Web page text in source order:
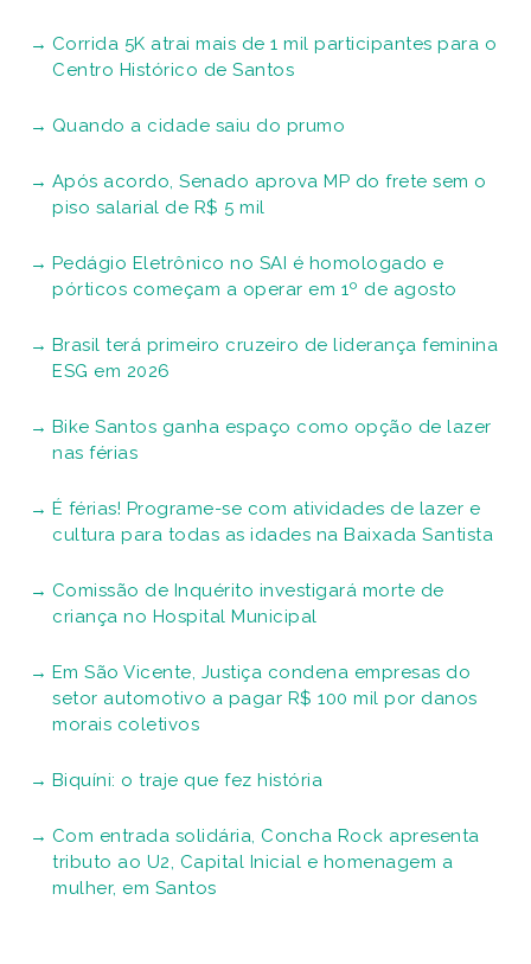
Corrida 5K atrai mais de 1 mil participantes para o
Centro Histórico de Santos
Quando a cidade saiu do prumo
Após acordo, Senado aprova MP do frete sem o
piso salarial de R$ 5 mil
Pedágio Eletrônico no SAI é homologado e
pórticos começam a operar em 1º de agosto
Brasil terá primeiro cruzeiro de liderança feminina
ESG em 2026
Bike Santos ganha espaço como opção de lazer
nas férias
É férias! Programe-se com atividades de lazer e
cultura para todas as idades na Baixada Santista
Comissão de Inquérito investigará morte de
criança no Hospital Municipal
Em São Vicente, Justiça condena empresas do
setor automotivo a pagar R$ 100 mil por danos
morais coletivos
Biquíni: o traje que fez história
Com entrada solidária, Concha Rock apresenta
tributo ao U2, Capital Inicial e homenagem a
mulher, em Santos